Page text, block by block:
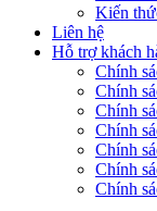
Kiến
Liên hệ
Hỗ trợ khách
Chính
Chính
Chính
Chính
Chính
Chính
Chính